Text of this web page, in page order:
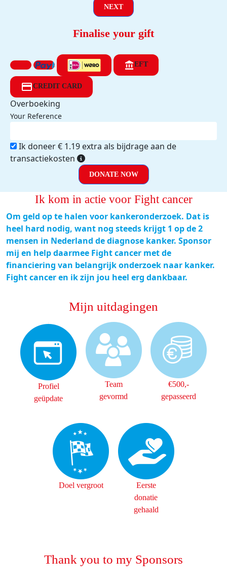
NEXT
Finalise your gift
EFT
CREDIT CARD
Overboeking
Your Reference
Ik doneer € 1.19 extra als bijdrage aan de
transactiekosten
DONATE NOW
Ik kom in actie voor Fight cancer
Om geld op te halen voor kankeronderzoek. Dat is
heel hard nodig, want nog steeds krijgt 1 op de 2
mensen in Nederland de diagnose kanker. Sponsor
mij en help daarmee Fight cancer met de
financiering van belangrijk onderzoek naar kanker.
Fight cancer en ik zijn jou heel erg dankbaar.
Mijn uitdagingen
Profiel
geüpdate
Team
gevormd
€500,-
gepasseerd
Doel vergroot
Eerste
donatie
gehaald
Thank you to my Sponsors